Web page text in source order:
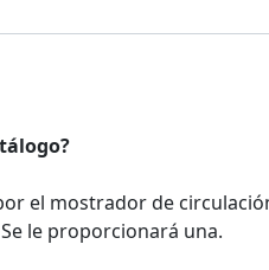
el mostrador de
le proporcionará una.